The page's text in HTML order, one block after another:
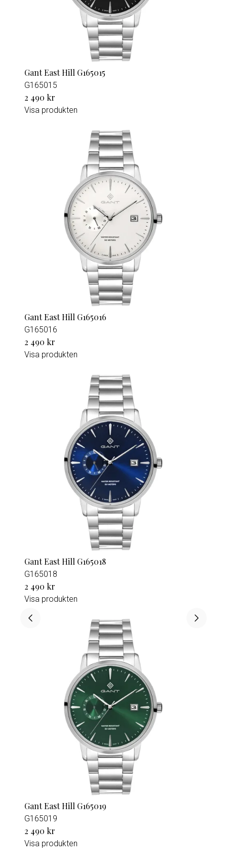
Gant East Hill G165015
G165015
2 490 kr
Visa produkten
Gant East Hill G165016
G165016
2 490 kr
Visa produkten
Gant East Hill G165018
G165018
2 490 kr
Visa produkten
Gant East Hill G165019
G165019
2 490 kr
Visa produkten